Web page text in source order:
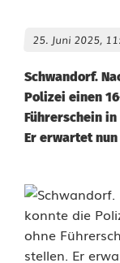
25. Juni 2025,
Schwandorf.
Polizei einen
Führerschein
Er erwartet